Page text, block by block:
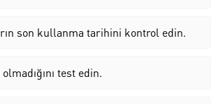
son kullanma tarihini kontrol edin.
test edin.